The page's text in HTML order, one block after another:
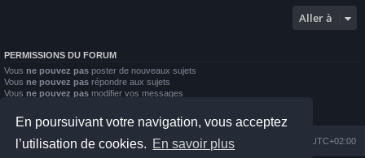
En poursuivant votre navigation, vous acceptez
l’utilisation de cookies. En savoir plus
Aller à
PERMISSIONS DU FORUM
Vous ne pouvez pas poster de nouveaux sujets
Vous ne pouvez pas répondre aux sujets
Vous ne pouvez pas modifier vos messages
Vous
ne pouvez pas joindre des fichiers
Index du forum UTC+02:00
Nous contacter